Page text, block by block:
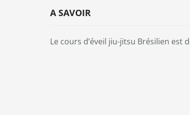
A SAVOIR
Le cours d’éveil jiu-jitsu Brésilien est